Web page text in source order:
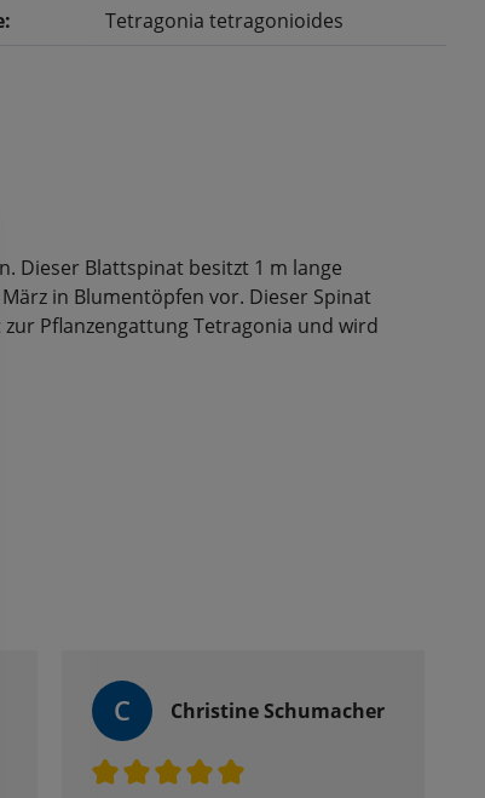
Tetragonia tetragonioides
Dieser Blattspinat besitzt 1 m lange
in Blumentöpfen vor. Dieser Spinat
Pflanzengattung Tetragonia und wird
C Christine Schumacher